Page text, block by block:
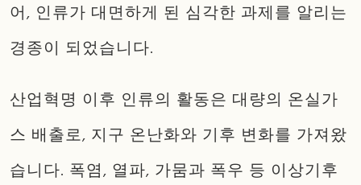
어, 인류가 대면하게 된 심각한 과제를 알리는
경종이 되었습니다.
산업혁명 이후 인류의 활동은 대량의 온실가
스 배출로, 지구 온난화와 기후 변화를 가져왔
습니다. 폭염, 열파, 가뭄과 폭우 등 이상기후